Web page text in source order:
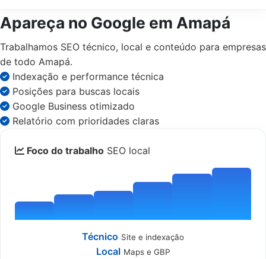
Apareça no Google em Amapá
Trabalhamos SEO técnico, local e conteúdo para empresas
de todo Amapá.
Indexação e performance técnica
Posições para buscas locais
Google Business otimizado
Relatório com prioridades claras
Foco do trabalho SEO local
Técnico Site e indexação
Local Maps e GBP